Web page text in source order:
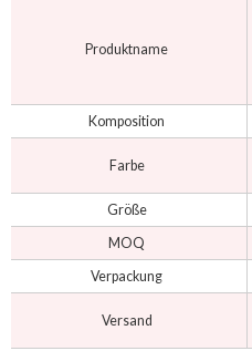
Produktname
Komposition
Farbe
Größe
MOQ
Verpackung
Versand